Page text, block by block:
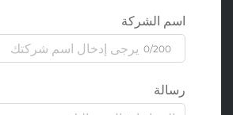
اسم الشركة
0/200
رسالة